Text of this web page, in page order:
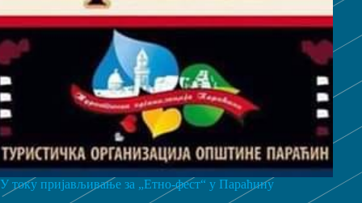
У току пријављивање за „Етно-фест“ у Параћину